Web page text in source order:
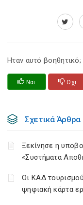
Ηταν αυτό βοηθητικό;
Ναι Οχι
Σχετικά Άρθρα
Ξεκίνησε η
«Συστήματα
Οι ΚΑΔ
ψηφιακή κάρτα